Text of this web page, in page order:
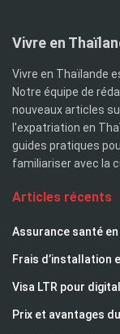
Vivre en
Vivre en Thaïlande
Notre équipe de
nouveaux articles
l'expatriation en
guides pratiques
familiariser avec la
Articles récents
Assurance santé
Frais d’installation
Visa LTR pour
Prix et avantages